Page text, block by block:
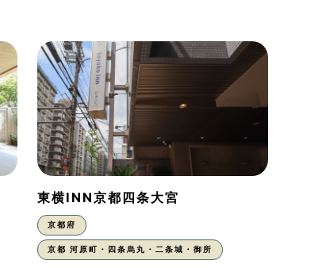
東横INN京都四条大宮
京都府
京都 河原町・四条烏丸・二条城・御所